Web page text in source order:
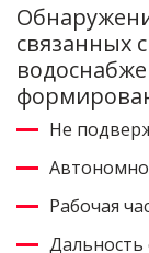
связанных
Не
Рабочая
Дальность